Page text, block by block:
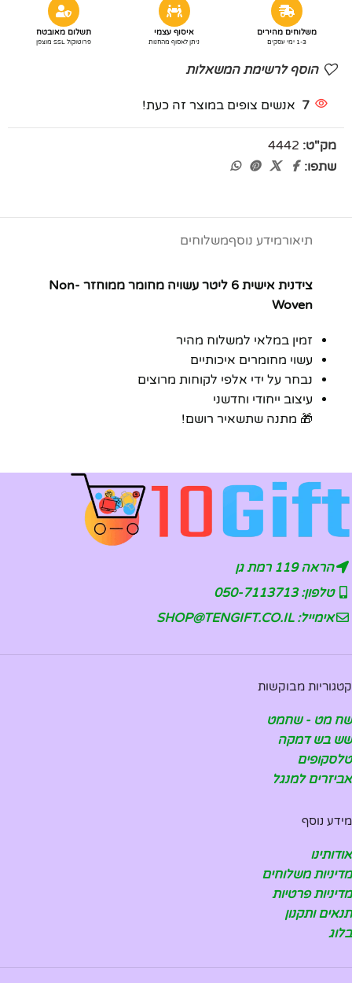
משלוחים מהירים
1-3 ימי עסקים
איסוף עצמי
ניתן לאסוף מהחנות
תשלום מאובטח
פרוטוקול SSL מוצפן
הוסף לרשימת המשאלות
7 אנשים צופים במוצר זה כעת!
מק"ט: 4442
שתפו:
תיאורמידע נוסףמשלוחים
צידנית אישית 6 ליטר עשויה מחומר ממוחזר Non-
Woven
זמין במלאי למשלוח מהיר
עשוי מחומרים איכותיים
נבחר על ידי אלפי לקוחות מרוצים
עיצוב ייחודי וחדשני
🎁 מתנה שתשאיר רושם!
הראה 119 רמת גן
טלפון: 050-7113713
אימייל: SHOP@TENGIFT.CO.IL
קטגוריות מבוקשות
שח מט - שחמט
שש בש דמקה
טלסקופים
אביזרים למנגל
מידע נוסף
אודותינו
מדיניות משלוחים
מדיניות פרטיות
תנאים ותקנון
בלוג